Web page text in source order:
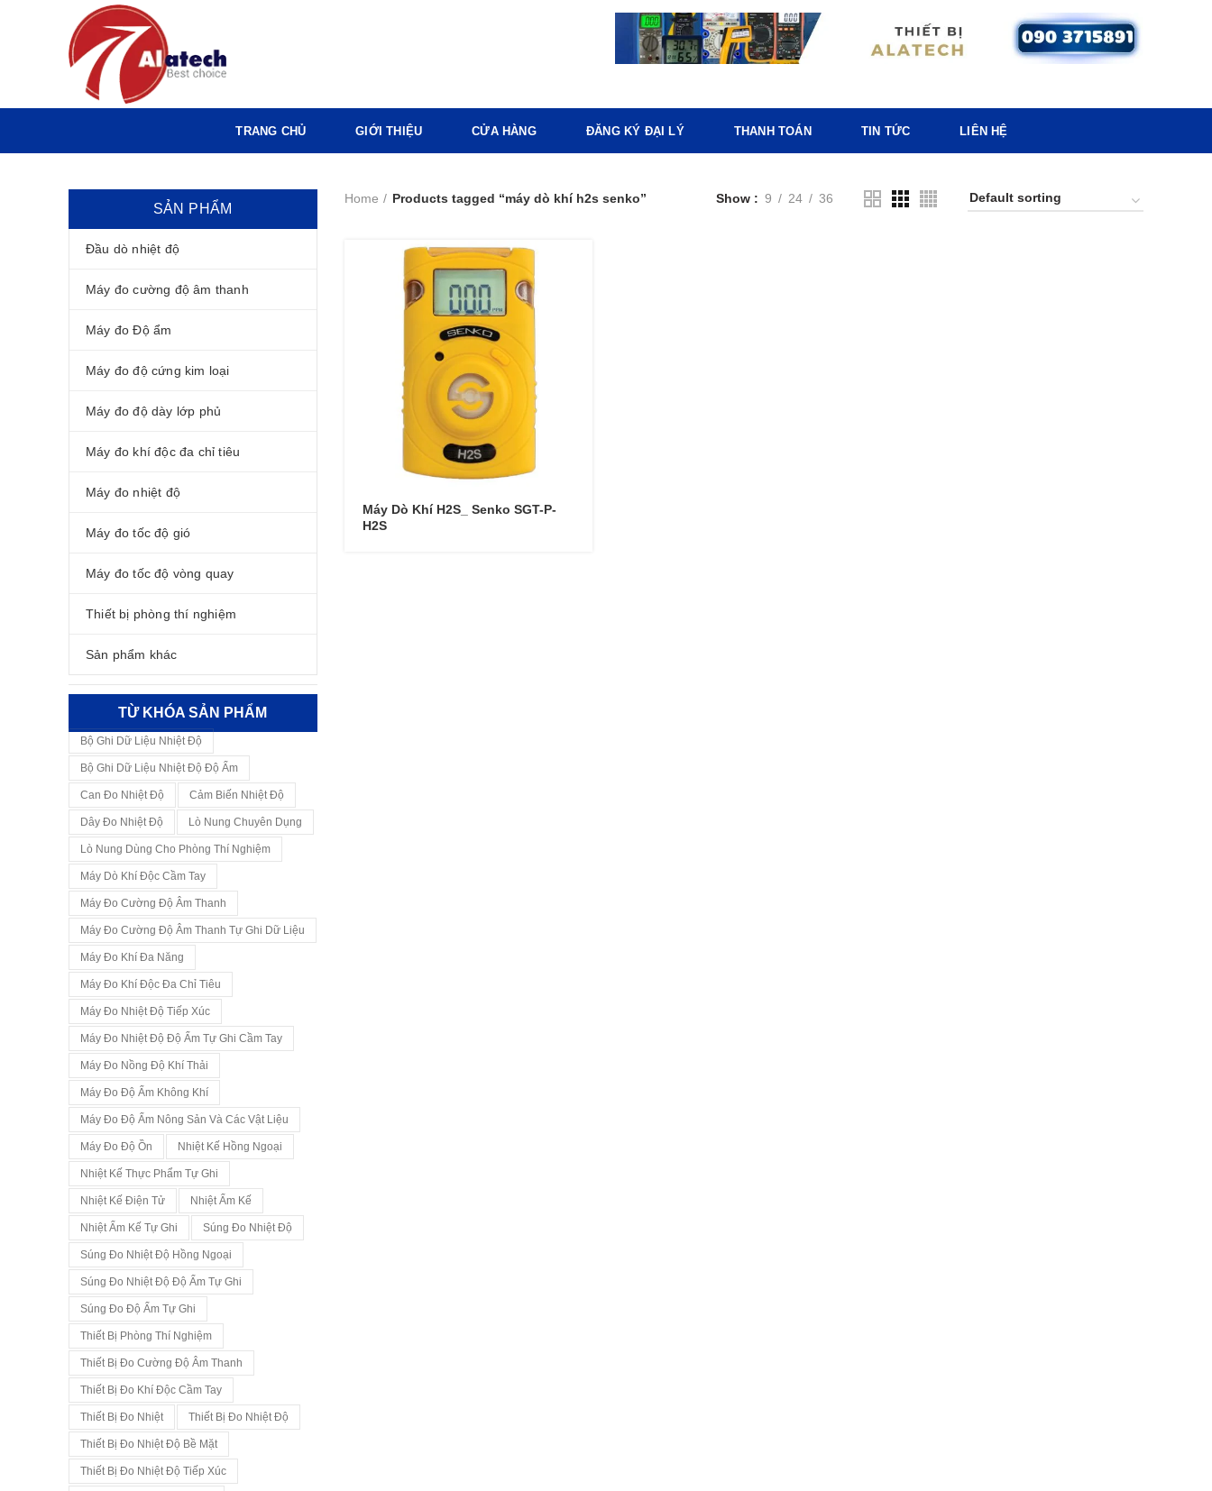
TRANG CHỦ GIỚI THIỆU CỬA HÀNG ĐĂNG KÝ ĐẠI LÝ THANH TOÁN TIN TỨC LIÊN HỆ
Home Products tagged “máy dò khí h2s senko” Show 9 24 36
Máy Dò Khí H2S_ Senko SGT-P-
H2S
SẢN PHẨM
Đầu dò nhiệt độ
Máy đo cường độ âm thanh
Máy đo Độ ẩm
Máy đo độ cứng kim loại
Máy đo độ dày lớp phủ
Máy đo khí độc đa chỉ tiêu
Máy đo nhiệt độ
Máy đo tốc độ gió
Máy đo tốc độ vòng quay
Thiết bị phòng thí nghiệm
Sản phẩm khác
TỪ KHÓA SẢN PHẨM
Bộ Ghi Dữ Liệu Nhiệt Độ
Bộ Ghi Dữ Liệu Nhiệt Độ Độ Ẩm
Can Đo Nhiệt Độ Cảm Biến Nhiệt Độ
Dây Đo Nhiệt Độ Lò Nung Chuyên Dụng
Lò Nung Dùng Cho Phòng Thí Nghiệm
Máy Dò Khí Độc Cầm Tay
Máy Đo Cường Độ Âm Thanh
Máy Đo Cường Độ Âm Thanh Tự Ghi Dữ Liệu
Máy Đo Khí Đa Năng
Máy Đo Khí Độc Đa Chỉ Tiêu
Máy Đo Nhiệt Độ Tiếp Xúc
Máy Đo Nhiệt Độ Độ Ẩm Tự Ghi Cầm Tay
Máy Đo Nồng Độ Khí Thải
Máy Đo Độ Ẩm Không Khí
Máy Đo Độ Ẩm Nông Sản Và Các Vật Liệu
Máy Đo Độ Ồn Nhiệt Kế Hồng Ngoại
Nhiệt Kế Thực Phẩm Tự Ghi
Nhiệt Kế Điện Tử Nhiệt Ẩm Kế
Nhiệt Ẩm Kế Tự Ghi Súng Đo Nhiệt Độ
Súng Đo Nhiệt Độ Hồng Ngoại
Súng Đo Nhiệt Độ Độ Ẩm Tự Ghi
Súng Đo Độ Ẩm Tự Ghi
Thiết Bị Phòng Thí Nghiệm
Thiết Bị Đo Cường Độ Âm Thanh
Thiết Bị Đo Khí Độc Cầm Tay
Thiết Bị Đo Nhiệt Thiết Bị Đo Nhiệt Độ
Thiết Bị Đo Nhiệt Độ Bề Mặt
Thiết Bị Đo Nhiệt Độ Tiếp Xúc